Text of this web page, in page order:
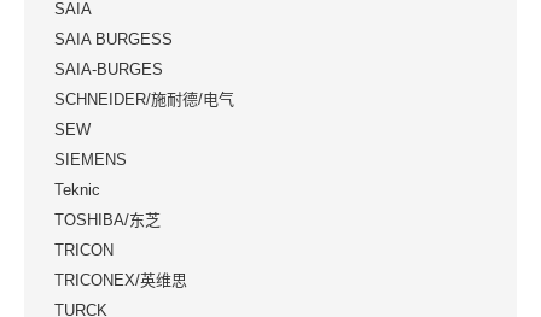
SAIA
SAIA BURGESS
SAIA-BURGES
SCHNEIDER/施耐德/电气
SEW
SIEMENS
Teknic
TOSHIBA/东芝
TRICON
TRICONEX/英维思
TURCK